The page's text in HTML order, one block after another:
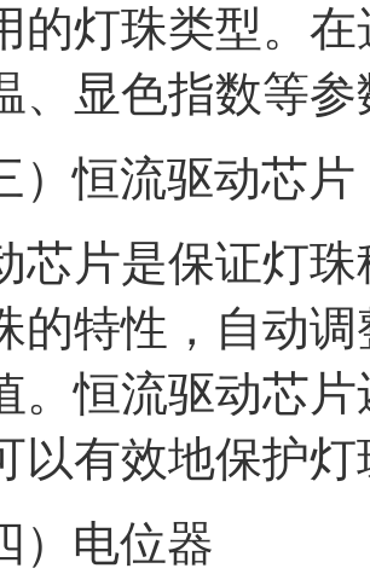
的灯珠类型。
、显色指数等
）恒流驱动芯片
芯片是保证灯
的特性，自动
。恒流驱动芯
以有效地保护
）电位器